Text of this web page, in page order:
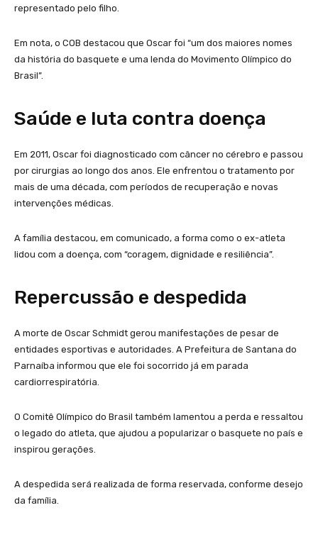
representado pelo filho.
Em nota, o COB destacou que Oscar foi “um dos maiores nomes
da história do basquete e uma lenda do Movimento Olímpico do
Brasil”.
Saúde e luta contra doença
Em 2011, Oscar foi diagnosticado com câncer no cérebro e passou
por cirurgias ao longo dos anos. Ele enfrentou o tratamento por
mais de uma década, com períodos de recuperação e novas
intervenções médicas.
A família destacou, em comunicado, a forma como o ex-atleta
lidou com a doença, com “coragem, dignidade e resiliência”.
Repercussão e despedida
A morte de Oscar Schmidt gerou manifestações de pesar de
entidades esportivas e autoridades. A Prefeitura de Santana do
Parnaíba informou que ele foi socorrido já em parada
cardiorrespiratória.
O Comitê Olímpico do Brasil também lamentou a perda e ressaltou
o legado do atleta, que ajudou a popularizar o basquete no país e
inspirou gerações.
A despedida será realizada de forma reservada, conforme desejo
da família.